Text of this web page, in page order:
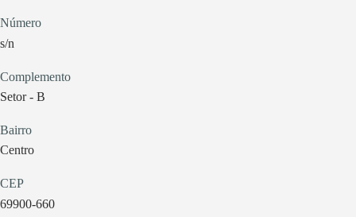
Número
s/n
Complemento
Setor - B
Bairro
Centro
CEP
69900-660